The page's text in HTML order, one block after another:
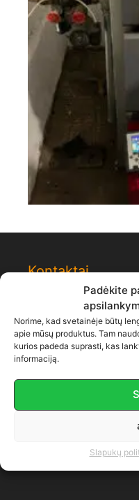
Padėkite
Norime, kad svetainėje būtų
apie mūsų produktus. Tam
kurios padeda suprasti, kas
informaciją.
Slapukų
Kontaktai
Tel. numeris:
El. paštas:
Sąskaita: